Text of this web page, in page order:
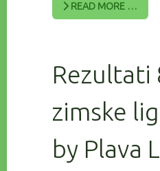
READ MORE …
Rezultati
zimske
by Plava